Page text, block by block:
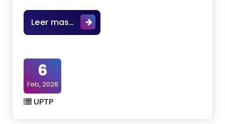
Leer mas… CONGRESO INTERNACIONAL:
6
Feb, 2026
UPTP